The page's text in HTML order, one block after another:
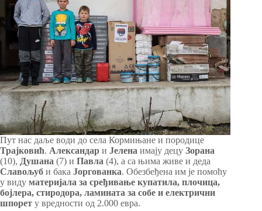
Пут нас даље води до села Кормињане и породице
Трајковић. Александар и Јелена имају децу Зорана
(10), Душана (7) и Павла (4), а са њима живе и деда
Славољуб и бака Јоргованка. Обезбеђена им је помоћу
у виду материјала за сређивање купатила, плочица,
бојлера, стиродора, ламината за собе и електрични
шпорет у вредности од 2.000 евра.